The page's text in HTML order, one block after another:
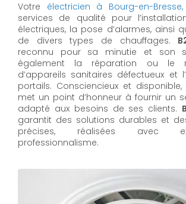
Votre électricien à Bourg-en-Bresse,
services de qualité pour
électriques, la pose d’alarmes, ainsi
de divers types de chauffages.
reconnu pour sa minutie et son
également la réparation ou le
d’appareils sanitaires défectueux et
portails. Consciencieux et
met un point d’honneur à fournir un
adapté aux besoins de ses clients.
garantit des solutions durables et
précises, réalisées avec
professionnalisme.